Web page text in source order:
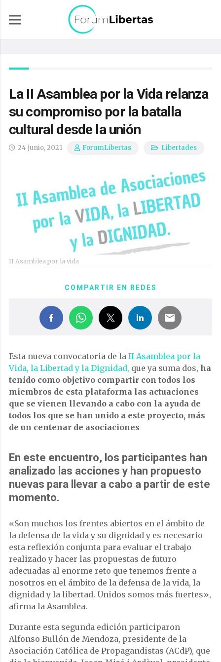
La II Asamblea por la Vida relanza
su compromiso por la batalla
cultural desde la unión
24 junio, 2021 ForumLibertas Libertades
II Asamblea por la vida
COMPARTIR EN REDES
Esta nueva convocatoria de la II Asamblea por la
Vida, la Libertad y la Dignidad, que ya suma dos, ha
tenido como objetivo compartir con todos los
miembros de esta plataforma las actuaciones
que se vienen llevando a cabo con la ayuda de
todos los que se han unido a este proyecto, más
de un centenar de asociaciones
En este encuentro, los participantes han
analizado las acciones y han propuesto
nuevas para llevar a cabo a partir de este
momento.
«Son muchos los frentes abiertos en el ámbito de
la defensa de la vida y su dignidad y es necesario
esta reflexión conjunta para evaluar el trabajo
realizado y hacer las propuestas de futuro
adecuadas al enorme reto que tenemos frente a
nosotros en el ámbito de la defensa de la vida, la
dignidad y la libertad. Unidos somos más fuertes»,
afirma la Asamblea.
Durante esta segunda edición participaron
Alfonso Bullón de Mendoza, presidente de la
Asociación Católica de Propagandistas (ACdP), que